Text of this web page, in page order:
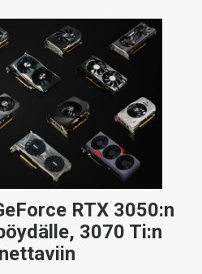
RTX 3050:n
3070 Ti:n